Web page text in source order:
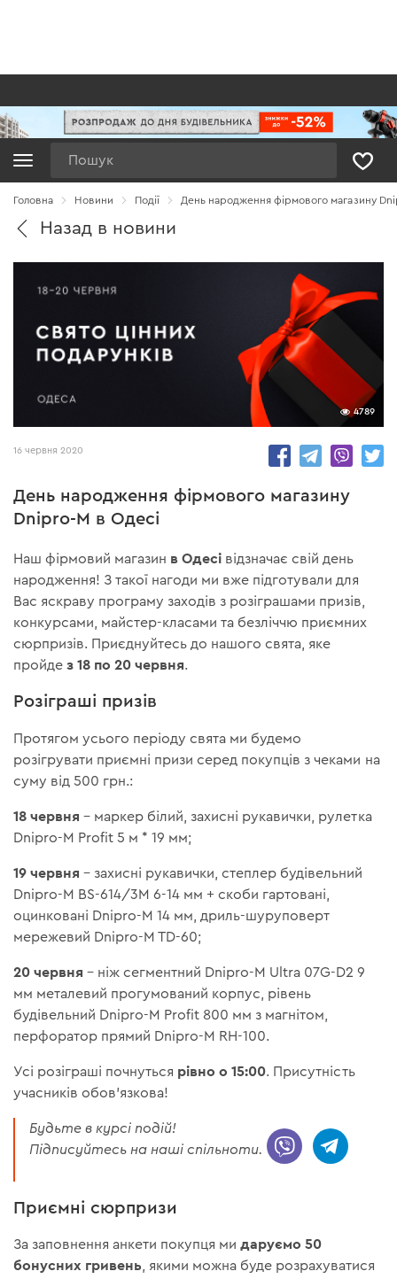
Головна Новини Події День народження фірмового магазину
Назад в новини
4789
16 червня 2020
День народження фірмового магазину
Dnipro-M в Одесі
Наш фірмовий магазин в Одесі відзначає свій день
народження! З такої нагоди ми вже підготували для
Вас яскраву програму заходів з розіграшами призів,
конкурсами, майстер-класами та безліччю приємних
сюрпризів. Приєднуйтесь до нашого свята, яке
пройдез 18 по 20 червня.
Розіграші призів
Протягом усього періоду свята ми будемо
розігрувати приємні призи серед покупців з чеками на
суму від 500 грн.:
18 червня – маркер білий, захисні рукавички, рулетка
Dnipro-M Profit 5 м * 19 мм;
19 червня – захисні рукавички, степлер будівельний
Dnipro-M BS-614/3М 6-14 мм + скоби гартовані,
оцинковані Dnipro-M 14 мм, дриль-шуруповерт
мережевий Dnipro-M TD-60;
20 червня – ніж сегментний Dnipro-M Ultra 07G-D2 9
мм металевий прогумований корпус, рівень
будівельний Dnipro-M Profit 800 мм з магнітом,
перфоратор прямий Dnipro-M RH-100.
Усі розіграші почнуться рівно о 15:00. Присутність
учасників обов'язкова!
Будьте в курсі подій!
Підписуйтесь на наші спільноти.
Приємні сюрпризи
За заповнення анкети покупця мидаруємо 50
бонусних гривень , якими можна буде розрахуватися